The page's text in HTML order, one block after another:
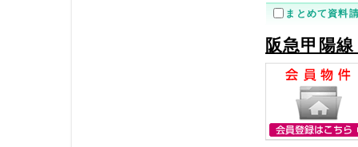
まとめて資料
阪急甲陽